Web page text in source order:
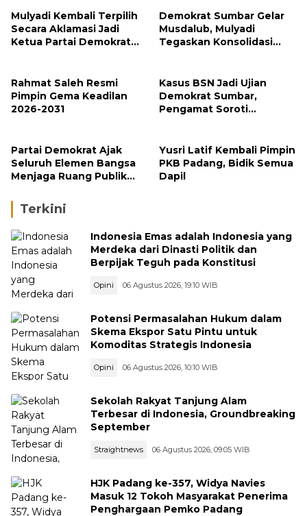
Mulyadi Kembali Terpilih
Secara Aklamasi Jadi
Ketua Partai Demokrat
Demokrat Sumbar Gelar
Musdalub, Mulyadi
Tegaskan Konsolidasi
Rahmat Saleh Resmi
Pimpin Gema Keadilan
2026-2031
Kasus BSN Jadi Ujian
Demokrat Sumbar,
Pengamat Soroti
Bermasalah
Partai Demokrat Ajak
Seluruh Elemen Bangsa
Menjaga Ruang Publik
Beradab
Yusri Latif Kembali Pimpin
PKB Padang, Bidik Semua
Dapil
Terkini
Indonesia Emas adalah Indonesia yang
Merdeka dari Dinasti Politik dan
Berpijak Teguh pada Konstitusi
Opini 06 Agustus 2026, 19:10 WIB
Potensi Permasalahan Hukum dalam
Skema Ekspor Satu Pintu untuk
Komoditas Strategis Indonesia
Opini 06 Agustus 2026, 10:10 WIB
Sekolah Rakyat Tanjung Alam
Terbesar di Indonesia, Groundbreaking
September
Straightnews 06 Agustus 2026, 09:05 WIB
HJK Padang ke-357, Widya Navies
Masuk 12 Tokoh Masyarakat Penerima
Penghargaan Pemko Padang